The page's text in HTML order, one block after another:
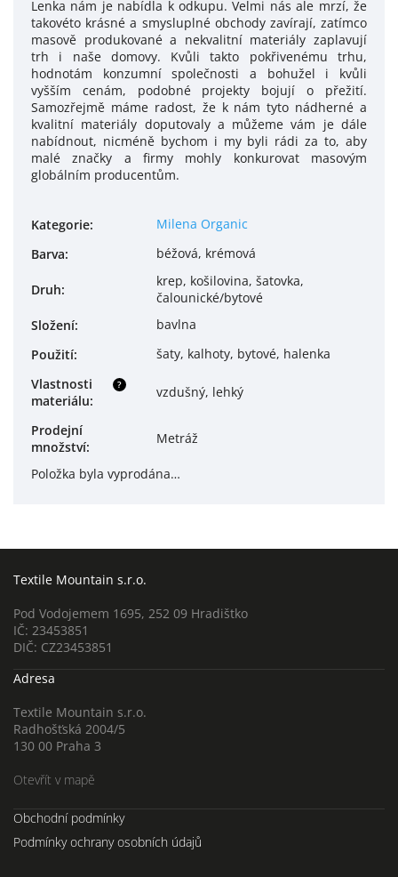
Lenka nám je nabídla k odkupu. Velmi nás ale mrzí, že
takovéto krásné a smysluplné obchody zavírají, zatímco
masově produkované a nekvalitní materiály zaplavují
trh i naše domovy. Kvůli takto pokřivenému trhu,
hodnotám konzumní společnosti a bohužel i kvůli
vyšším cenám, podobné projekty bojují o přežití.
Samozřejmě máme radost, že k nám tyto nádherné a
kvalitní materiály doputovaly a můžeme vám je dále
nabídnout, nicméně bychom i my byli rádi za to, aby
malé značky a firmy mohly konkurovat masovým
globálním producentům.
Kategorie:
Milena Organic
Barva: béžová, krémová
Druh:
krep, košilovina, šatovka,
čalounické/bytové
Složení:
bavlna
Použití: šaty, kalhoty, bytové, halenka
?
Vlastnosti
materiálu:
vzdušný, lehký
Prodejní
množství:
Metráž
Položka byla vyprodána…
Textile Mountain s.r.o.
Pod Vodojemem 1695, 252 09 Hradištko
IČ: 23453851
DIČ: CZ23453851
Adresa
Textile Mountain s.r.o.
Radhošťská 2004/5
130 00 Praha 3
Otevřít v mapě
Obchodní podmínky
Podmínky ochrany osobních údajů